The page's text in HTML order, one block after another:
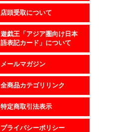
店頭受取について
遊戯王「アジア圏向け日本
語表記カード」について
メールマガジン
全商品カテゴリリンク
特定商取引法表示
プライバシーポリシー